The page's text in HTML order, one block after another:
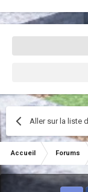
Aller sur la liste
Accueil Forums